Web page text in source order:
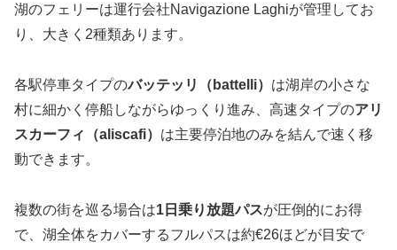
湖のフェリーは運行会社Navigazione Laghiが管理してお
り、大きく2種類あります。
各駅停車タイプのバッテッリ（battelli） は湖岸の小さな
村に細かく停船しながらゆっくり進み、高速タイプのアリ
スカーフィ（aliscafi） は主要停泊地のみを結んで速く移
動できます。
複数の街を巡る場合は1日乗り放題パスが圧倒的にお得
で、湖全体をカバーするフルパスは約€26ほどが目安で